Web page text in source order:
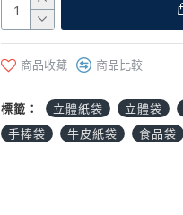
商品收藏 商品比較
標籤： 立體紙袋 立體袋
手捧袋
牛皮紙袋 食品袋